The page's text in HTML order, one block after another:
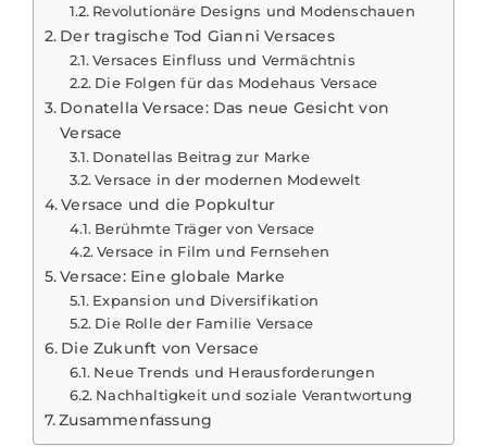
Revolutionäre Designs und Modenschauen
Der tragische Tod Gianni Versaces
Versaces Einfluss und Vermächtnis
Die Folgen für das Modehaus Versace
Donatella Versace: Das neue Gesicht von
Versace
Donatellas Beitrag zur Marke
Versace in der modernen Modewelt
Versace und die Popkultur
Berühmte Träger von Versace
Versace in Film und Fernsehen
Versace: Eine globale Marke
Expansion und Diversifikation
Die Rolle der Familie Versace
Die Zukunft von Versace
Neue Trends und Herausforderungen
Nachhaltigkeit und soziale Verantwortung
Zusammenfassung